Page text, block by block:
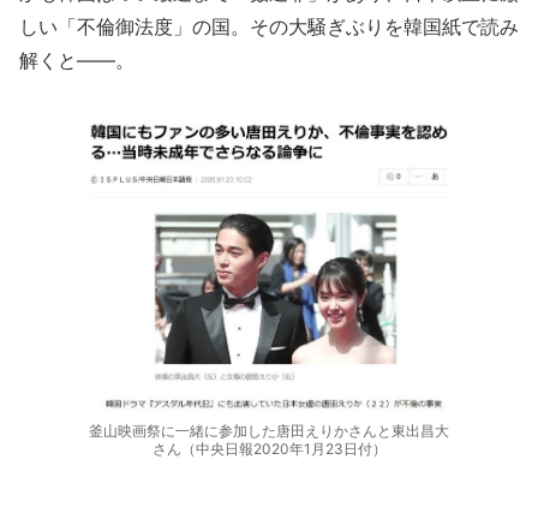
しい「不倫御法度」の国。その大騒ぎぶりを韓国紙で読み
解くと――。
釜山映画祭に一緒に参加した唐田えりかさんと東出昌大
さん（中央日報2020年1月23日付）